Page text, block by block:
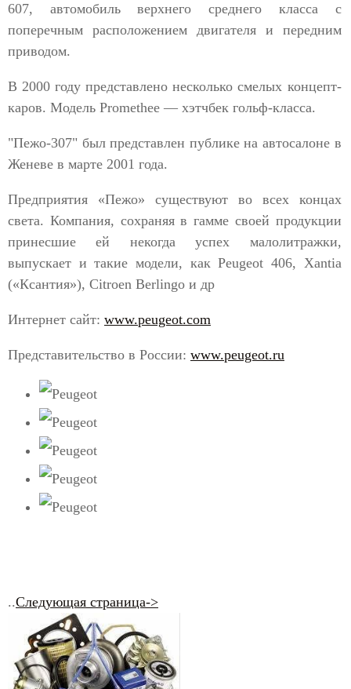
607, автомобиль верхнего среднего класса с
поперечным расположением двигателя и передним
приводом.
В 2000 году представлено несколько смелых концепт-
каров. Модель Promethee — хэтчбек гольф-класса.
"Пежо-307" был представлен публике на автосалоне в
Женеве в марте 2001 года.
Предприятия «Пежо» существуют во всех концах
света. Компания, сохраняя в гамме своей продукции
принесшие ей некогда успех малолитражки,
выпускает и такие модели, как Peugeot 406, Xantia
(«Ксантия»), Citroen Berlingo и др
Интернет сайт: www.peugeot.com
Представительство в России: www.peugeot.ru
..Следующая страница->